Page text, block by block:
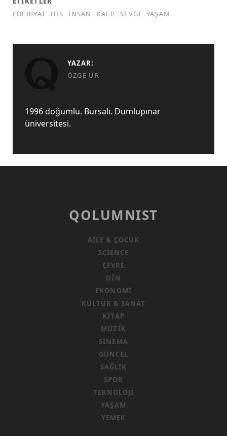
EDEBIYAT
HIS INSAN KALP SEVGI YAŞAM
YAZAR:
ÖZGE UR
1996 doğumlu. Bursalı. Dumlupınar
üniversitesi.
QOLUMNIST
AILE & ÇOCUK
SCIENCE
ÇEVRE
DIN
EKONOMI
KÜLTÜR & SANAT
KITAP
MÜZIK
SINEMA
GÜNCEL
SAĞLIK
SPOR
TEKNOLOJI
YAŞAM
YEMEK